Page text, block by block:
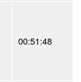
00:51:48